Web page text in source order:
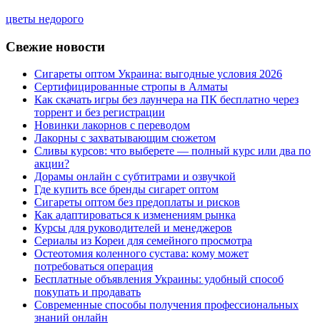
цветы недорого
Свежие новости
Сигареты оптом Украина: выгодные условия 2026
Сертифицированные стропы в Алматы
Как скачать игры без лаунчера на ПК бесплатно через
торрент и без регистрации
Новинки лакорнов с переводом
Лакорны с захватывающим сюжетом
Сливы курсов: что выберете — полный курс или два по
акции?
Дорамы онлайн с субтитрами и озвучкой
Где купить все бренды сигарет оптом
Сигареты оптом без предоплаты и рисков
Как адаптироваться к изменениям рынка
Курсы для руководителей и менеджеров
Сериалы из Кореи для семейного просмотра
Остеотомия коленного сустава: кому может
потребоваться операция
Бесплатные объявления Украины: удобный способ
покупать и продавать
Современные способы получения профессиональных
знаний онлайн